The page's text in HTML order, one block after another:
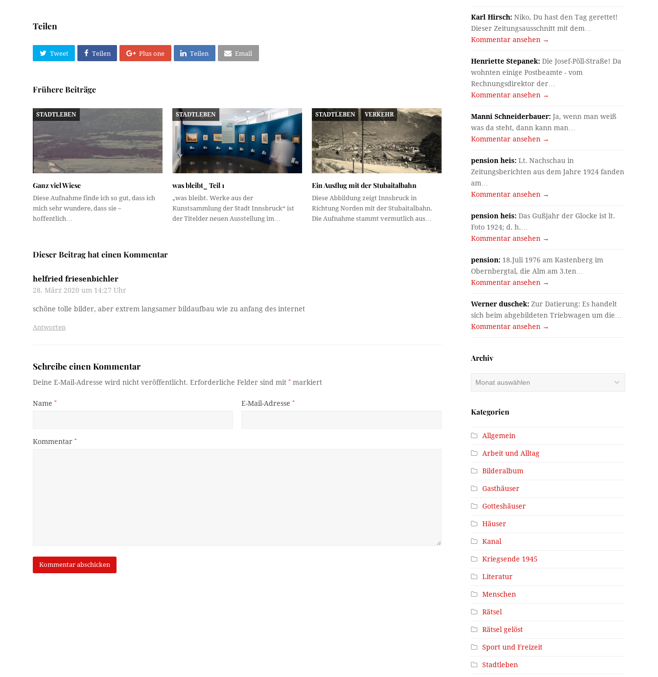
Teilen
Tweet Teilen Plus one Teilen Email
Frühere Beiträge
STADTLEBEN
Ganz viel Wiese
Diese Aufnahme finde ich so gut, dass ich
mich sehr wundere, dass sie –
hoffentlich…
STADTLEBEN
was bleibt_ Teil 1
„was bleibt. Werke aus der
Kunstsammlung der Stadt Innsbruck“ ist
der Titelder neuen Ausstellung im…
STADTLEBEN VERKEHR
Ein Ausflug mit der Stubaitalbahn
Diese Abbildung zeigt Innsbruck in
Richtung Norden mit der Stubaitalbahn.
Die Aufnahme stammt vermutlich aus…
Dieser Beitrag hat einen Kommentar
helfried friesenbichler
28. März 2020 um 14:27 Uhr
schöne tolle bilder, aber extrem langsamer bildaufbau wie zu anfang des internet
Antworten
Schreibe einen Kommentar
Deine E-Mail-Adresse wird nicht veröffentlicht. Erforderliche Felder sind mit* markiert
Name* E-Mail-Adresse *
Kommentar*
Karl Hirsch: Niko, Du hast den Tag gerettet!
Dieser Zeitungsausschnitt mit dem…
Kommentar ansehen →
Henriette Stepanek: Die Josef-Pöll-Straße! Da
wohnten einige Postbeamte - vom
Rechnungsdirektor der…
Kommentar ansehen →
Manni Schneiderbauer: Ja, wenn man weiß
was da steht, dann kann man…
Kommentar ansehen →
pension heis: Lt. Nachschau in
Zeitungsberichten aus dem Jahre 1924 fanden
am…
Kommentar ansehen →
pension heis: Das Gußjahr der Glocke ist lt.
Foto 1924; d. h.…
Kommentar ansehen →
pension: 18.Juli 1976 am Kastenberg im
Obernbergtal, die Alm am 3.ten…
Kommentar ansehen →
Werner duschek: Zur Datierung: Es handelt
sich beim abgebildeten Triebwagen um die…
Kommentar ansehen →
Archiv
Kategorien
Allgemein
Arbeit und Alltag
Bilderalbum
Gasthäuser
Gotteshäuser
Häuser
Kanal
Kriegsende 1945
Literatur
Menschen
Rätsel
Rätsel gelöst
Sport und Freizeit
Stadtleben